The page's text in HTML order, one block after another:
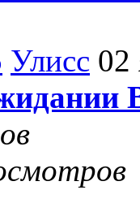
Улисс 02